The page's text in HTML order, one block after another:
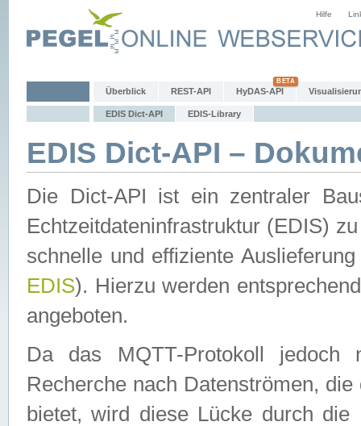
Hilfe
Überblick REST-API HyDAS-API
EDIS Dict-API EDIS-Library
EDIS Dict-API –
Die Dict-API ist ein zentraler
Echtzeitdateninfrastruktur (EDIS)
schnelle und effiziente
EDIS). Hierzu werden
angeboten.
Da das MQTT-Protokoll jedoch
Recherche nach Datenströmen,
bietet, wird diese Lücke durch die